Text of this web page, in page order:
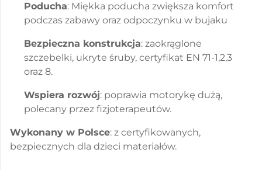
Poducha: Miękka poducha zwiększa komfort
podczas zabawy oraz odpoczynku w bujaku
Bezpieczna konstrukcja: zaokrąglone
szczebelki, ukryte śruby, certyfikat EN 71-1,2,3
oraz 8.
Wspiera rozwój: poprawia motorykę dużą,
polecany przez fizjoterapeutów.
Wykonany w Polsce: z certyfikowanych,
bezpiecznych dla dzieci materiałów.